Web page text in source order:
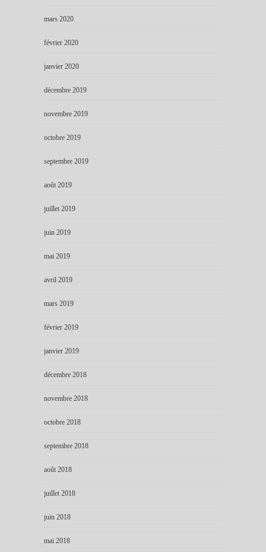
mars 2020
février 2020
janvier 2020
décembre 2019
novembre 2019
octobre 2019
septembre 2019
août 2019
juillet 2019
juin 2019
mai 2019
avril 2019
mars 2019
février 2019
janvier 2019
décembre 2018
novembre 2018
octobre 2018
septembre 2018
août 2018
juillet 2018
juin 2018
mai 2018